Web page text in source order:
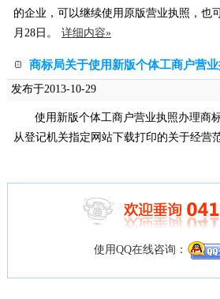
的企业，可以继续使用原版营业执照，也
月28日。
详细内容»
商标局关于使用新版个体工商户营
发布于2013-10-29
使用新版个体工商户营业执照办理商
从登记机关指定网站下载打印的关于经营
使用QQ在线咨询：